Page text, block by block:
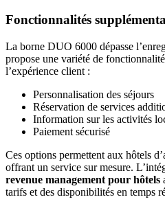
Fonctionnalités
La borne DUO 6000 dépasse
propose une variété de
l’expérience client :
Personnalisation des séjours
Réservation de services
Information sur les activités
Paiement sécurisé
Ces options permettent aux hôtels
offrant un service sur mesure.
revenue management pour hôtels
tarifs et des disponibilités en temps